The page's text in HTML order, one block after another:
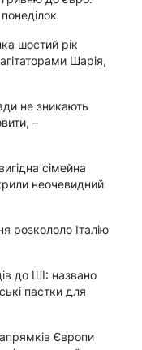
шостий рік
Шарія,
не зникають
–
сімейна
неочевидний
розкололо Італію
до ШІ: названо
пастки для
Європи